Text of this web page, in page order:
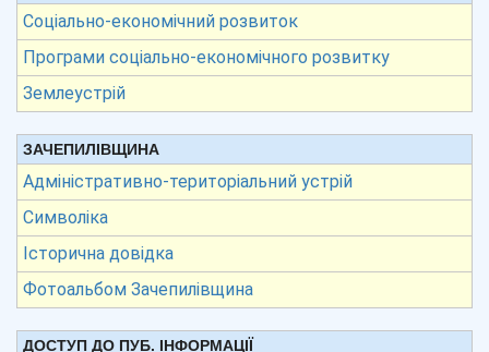
Соціально-економічний розвиток
Програми соціально-економічного розвитку
Землеустрій
ЗАЧЕПИЛІВЩИНА
Адміністративно-територіальний устрій
Символіка
Історична довідка
Фотоальбом Зачепилівщина
ДОСТУП ДО ПУБ. ІНФОРМАЦІЇ